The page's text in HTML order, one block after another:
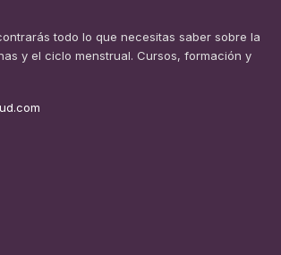
todo lo que necesitas saber sobre la
y el ciclo menstrual. Cursos, formación y